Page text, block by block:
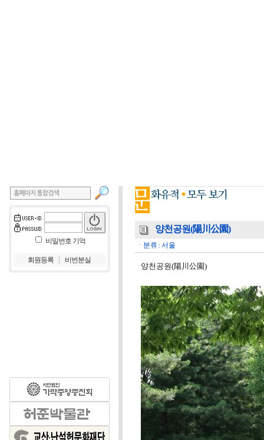
비밀번호 기억
회원등록 비번분실
양천공원(陽川公園)
ㆍ분류 : 서울
양천공원(陽川公園)